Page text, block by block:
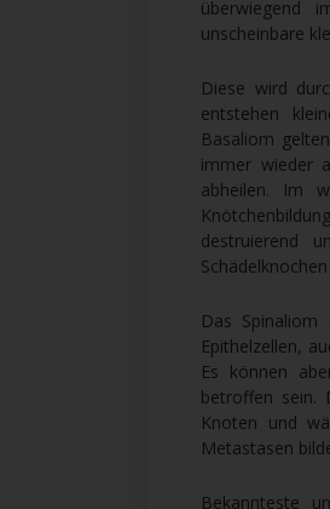
überwiegend
unscheinbare
Diese wird
entstehen
Basaliom
immer wieder
abheilen. Im
destruierend
Das
Epithelzellen,
Es können
betroffen sein.
Knoten und
Metastasen
Bekannteste